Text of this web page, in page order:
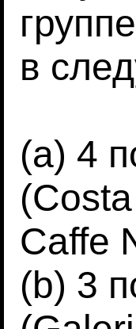
в
(a) 4
Caffe
(b) 3